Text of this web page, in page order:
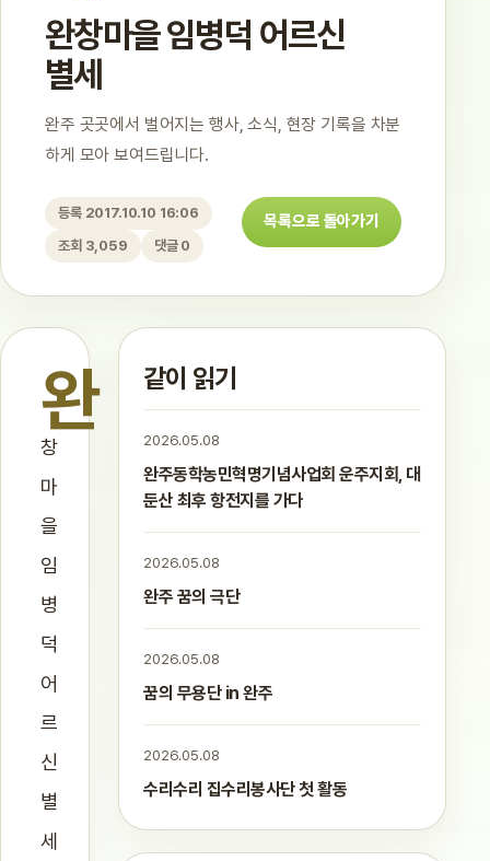
완창마을 임병덕 어르신
별세
완주 곳곳에서 벌어지는 행사, 소식, 현장 기록을 차분
하게 모아 보여드립니다.
등록 2017.10.10 16:06
조회 3,059
댓글 0
목록으로 돌아가기
완
창
마
을
임
병
덕
어
르
신
별
세
같이 읽기
2026.05.08
완주동학농민혁명기념사업회 운주지회, 대
둔산 최후 항전지를 가다
2026.05.08
완주 꿈의 극단
2026.05.08
꿈의 무용단 in 완주
2026.05.08
수리수리 집수리봉사단 첫 활동